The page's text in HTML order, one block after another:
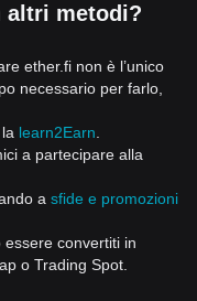
altri metodi?
ether.fi non è l’unico
necessario per farlo,
learn2Earn
a partecipare alla
a sfide e promozioni
convertiti in
o Trading Spot.